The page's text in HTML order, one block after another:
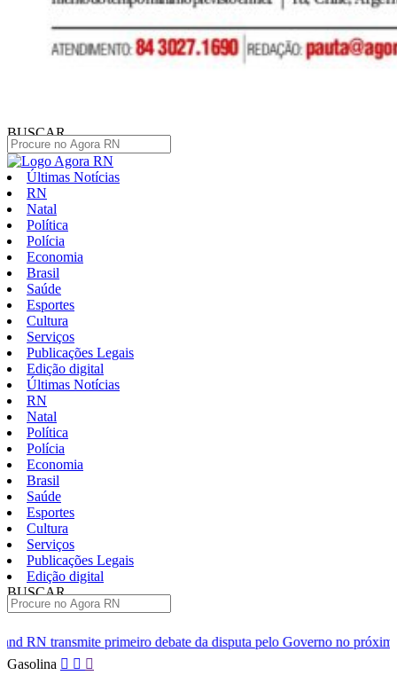
BUSCAR
Últimas Notícias
RN
Natal
Política
Polícia
Economia
Brasil
Saúde
Esportes
Cultura
Serviços
Publicações Legais
Edição digital
Últimas Notícias
RN
Natal
Política
Polícia
Economia
Brasil
Saúde
Esportes
Cultura
Serviços
Publicações Legais
Edição digital
BUSCAR
debate da disputa pelo Governo no próximo domingo 9
Pular
Gasolina